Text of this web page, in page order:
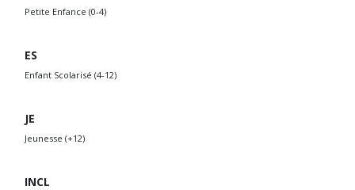
Petite Enfance (0-4)
ES
Enfant Scolarisé (4-12)
JE
Jeunesse (+12)
INCL